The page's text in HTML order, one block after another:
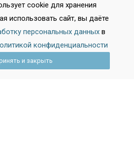
cookie для хранения
использовать сайт, вы даёте
персональных данных в
конфиденциальности
Принять и закрыть